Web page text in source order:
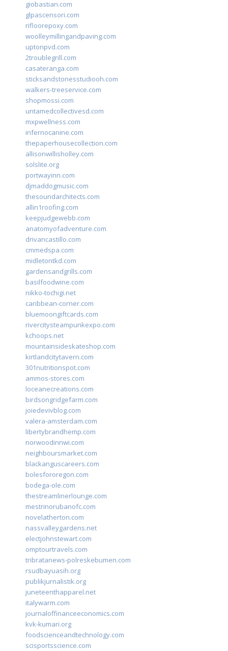
giobastian.com
glpascensori.com
rifloorepoxy.com
woolleymillingandpaving.com
uptonpvd.com
2troublegrill.com
casateranga.com
sticksandstonesstudiooh.com
walkers-treeservice.com
shopmossi.com
untamedcollectivesd.com
mxpwellness.com
infernocanine.com
thepaperhousecollection.com
allisonwillisholley.com
solslite.org
portwayinn.com
djmaddogmusic.com
thesoundarchitects.com
allin1roofing.com
keepjudgewebb.com
anatomyofadventure.com
drivancastillo.com
cmmedspa.com
midletontkd.com
gardensandgrills.com
basilfoodwine.com
nikko-tochigi.net
caribbean-corner.com
bluemoongiftcards.com
rivercitysteampunkexpo.com
kchoops.net
mountainsideskateshop.com
kirtlandcitytavern.com
301nutritionspot.com
ammos-stores.com
loceanecreations.com
birdsongridgefarm.com
joiedevivblog.com
valera-amsterdam.com
libertybrandhemp.com
norwoodinnwi.com
neighboursmarket.com
blackanguscareers.com
bolesfororegon.com
bodega-ole.com
thestreamlinerlounge.com
mestrinorubanofc.com
novelatherton.com
nassvalleygardens.net
electjohnstewart.com
omptourtravels.com
tribratanews-polreskebumen.com
rsudbayuasih.org
publikjurnalistik.org
juneteenthapparel.net
italywarm.com
journaloffinanceeconomics.com
kvk-kumari.org
foodscienceandtechnology.com
scisportsscience.com